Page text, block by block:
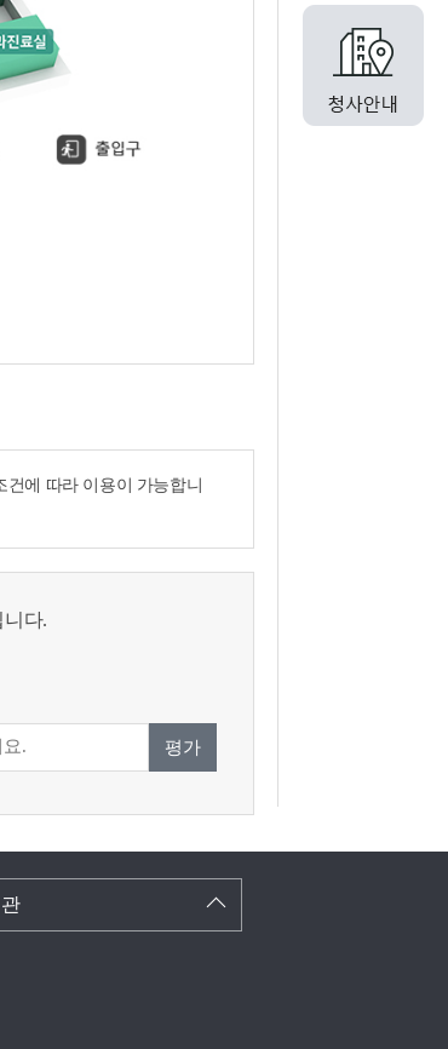
에 따라 이용이 가능합니
다.
평가